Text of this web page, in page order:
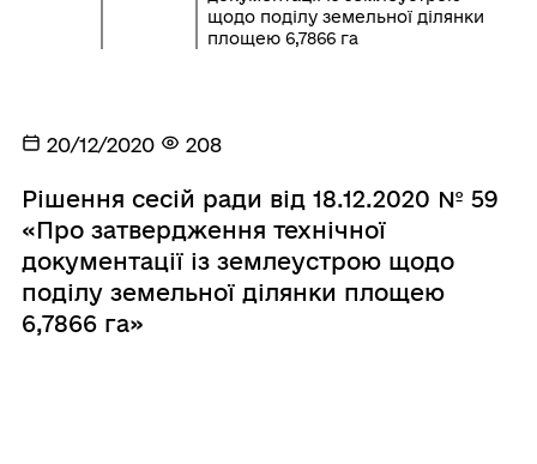
щодо поділу земельної ділянки
площею 6,7866 га
20/12/2020 208
Рішення сесій ради від 18.12.2020 № 59
«Про затвердження технічної
документації із землеустрою щодо
поділу земельної ділянки площею
6,7866 га»